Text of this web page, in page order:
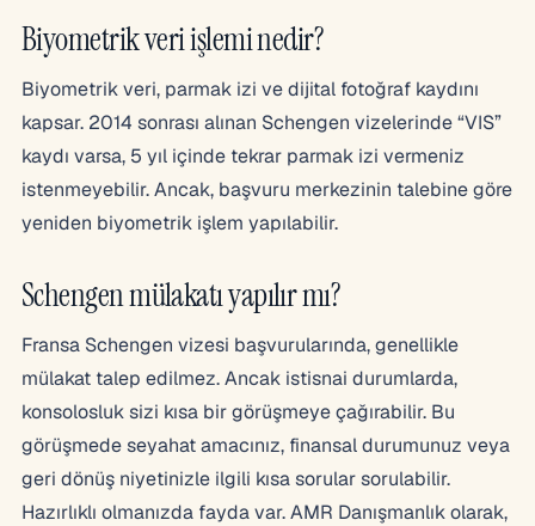
Biyometrik veri işlemi nedir?
Biyometrik veri, parmak izi ve dijital fotoğraf kaydını
kapsar. 2014 sonrası alınan Schengen vizelerinde “VIS”
kaydı varsa, 5 yıl içinde tekrar parmak izi vermeniz
istenmeyebilir. Ancak, başvuru merkezinin talebine göre
yeniden biyometrik işlem yapılabilir.
Schengen mülakatı yapılır mı?
Fransa Schengen vizesi başvurularında, genellikle
mülakat talep edilmez. Ancak istisnai durumlarda,
konsolosluk sizi kısa bir görüşmeye çağırabilir. Bu
görüşmede seyahat amacınız, finansal durumunuz veya
geri dönüş niyetinizle ilgili kısa sorular sorulabilir.
Hazırlıklı olmanızda fayda var. AMR Danışmanlık olarak,